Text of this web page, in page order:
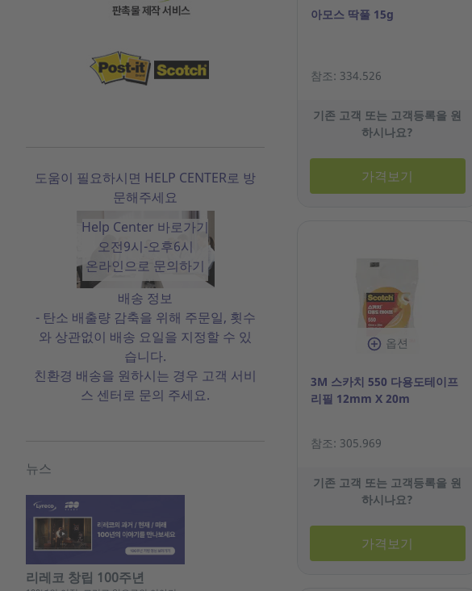
도움이 필요하시면 HELP CENTER로 방
문해주세요
Help Center 바로가기
오전9시-오후6시
온라인으로 문의하기
배송 정보
- 탄소 배출량 감축을 위해 주문일, 횟수
와 상관없이 배송 요일을 지정할 수 있
습니다.
친환경 배송을 원하시는 경우 고객 서비
스 센터로 문의 주세요.
뉴스
리레코 창립 100주년
아모스 딱풀 15g
참조: 334.526
기존 고객 또는 고객등록을 원
하시나요?
가격보기
옵션
3M 스카치 550 다용도테이프
리필 12mm X 20m
참조: 305.969
기존 고객 또는 고객등록을 원
하시나요?
가격보기